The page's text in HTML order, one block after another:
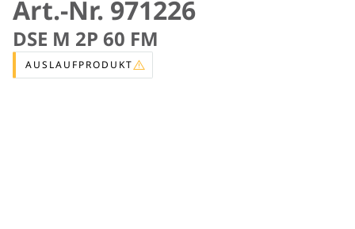
Art.-Nr. 971226
DSE M 2P 60 FM
AUSLAUFPRODUKT